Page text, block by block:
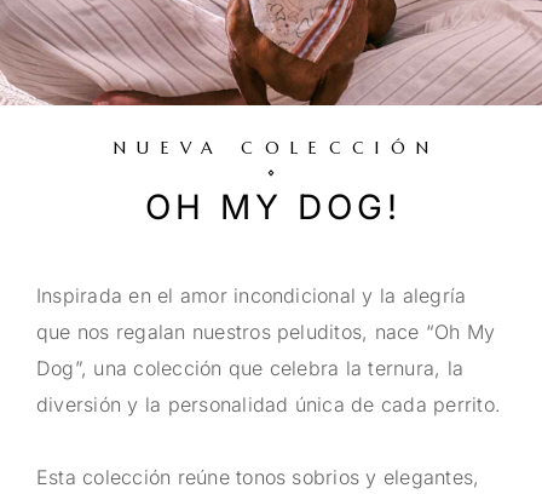
NUEVA COLECCIÓN
OH MY DOG!
Inspirada en el amor incondicional y la alegría
que nos regalan nuestros peluditos, nace “Oh My
Dog”, una colección que celebra la ternura, la
diversión y la personalidad única de cada perrito.
Esta colección reúne tonos sobrios y elegantes,